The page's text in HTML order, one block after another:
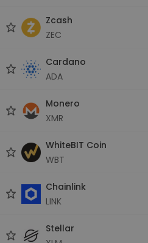
Zcash
ZEC
Cardano
ADA
Monero
XMR
WhiteBIT Coin
WBT
Chainlink
LINK
Stellar